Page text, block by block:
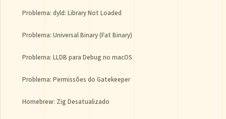
Problema: dyld: Library Not Loaded
Problema: Universal Binary (Fat Binary)
Problema: LLDB para Debug no macOS
Problema: Permissões do Gatekeeper
Homebrew: Zig Desatualizado